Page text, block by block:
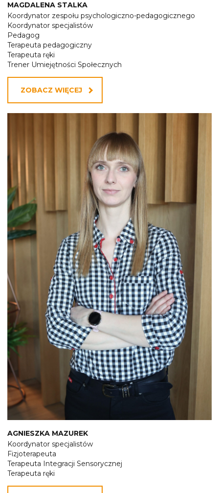
MAGDALENA STALKA
Koordynator zespołu psychologiczno-pedagogicznego
Koordynator specjalistów
Pedagog
Terapeuta pedagogiczny
Terapeuta ręki
Trener Umiejętności Społecznych
ZOBACZ WIĘCEJ
AGNIESZKA MAZUREK
Koordynator specjalistów
Fizjoterapeuta
Terapeuta Integracji Sensorycznej
Terapeuta ręki